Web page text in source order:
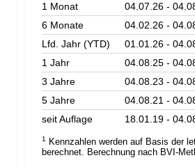
1 Monat 04.07.26 -
6 Monate
04.02.26 -
Lfd. Jahr (YTD)
01.01.26 -
1 Jahr
04.08.25 -
3 Jahre
04.08.23 -
5 Jahre
04.08.21 -
seit Auflage
18.01.19 -
1
Kennzahlen werden auf Basis der
berechnet. Berechnung nach BVI-